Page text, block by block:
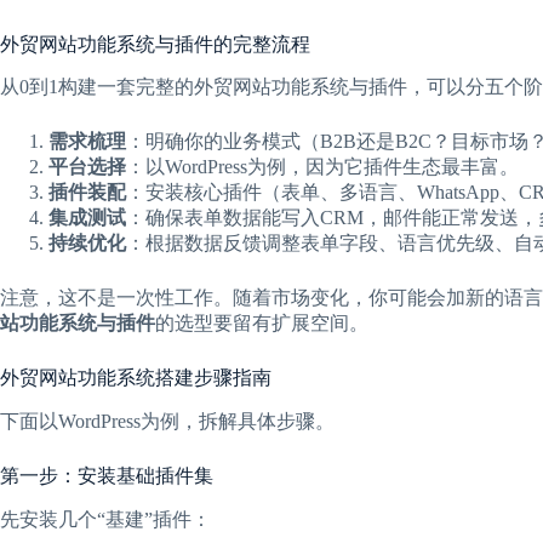
外贸网站功能系统与插件的完整流程
从0到1构建一套完整的外贸网站功能系统与插件，可以分五个
需求梳理 ：明确你的业务模式（B2B还是B2C？目标市
平台选择 ：以WordPress为例，因为它插件生态最丰富。
插件装配：安装核心插件（表单、多语言、WhatsApp、
集成测试 ：确保表单数据能写入CRM，邮件能正常发送
持续优化：根据数据反馈调整表单字段、语言优先级、自
注意，这不是一次性工作。随着市场变化，你可能会加新的语
站功能系统与插件的选型要留有扩展空间。
外贸网站功能系统搭建步骤指南
下面以WordPress为例，拆解具体步骤。
第一步：安装基础插件集
先安装几个“基建”插件：